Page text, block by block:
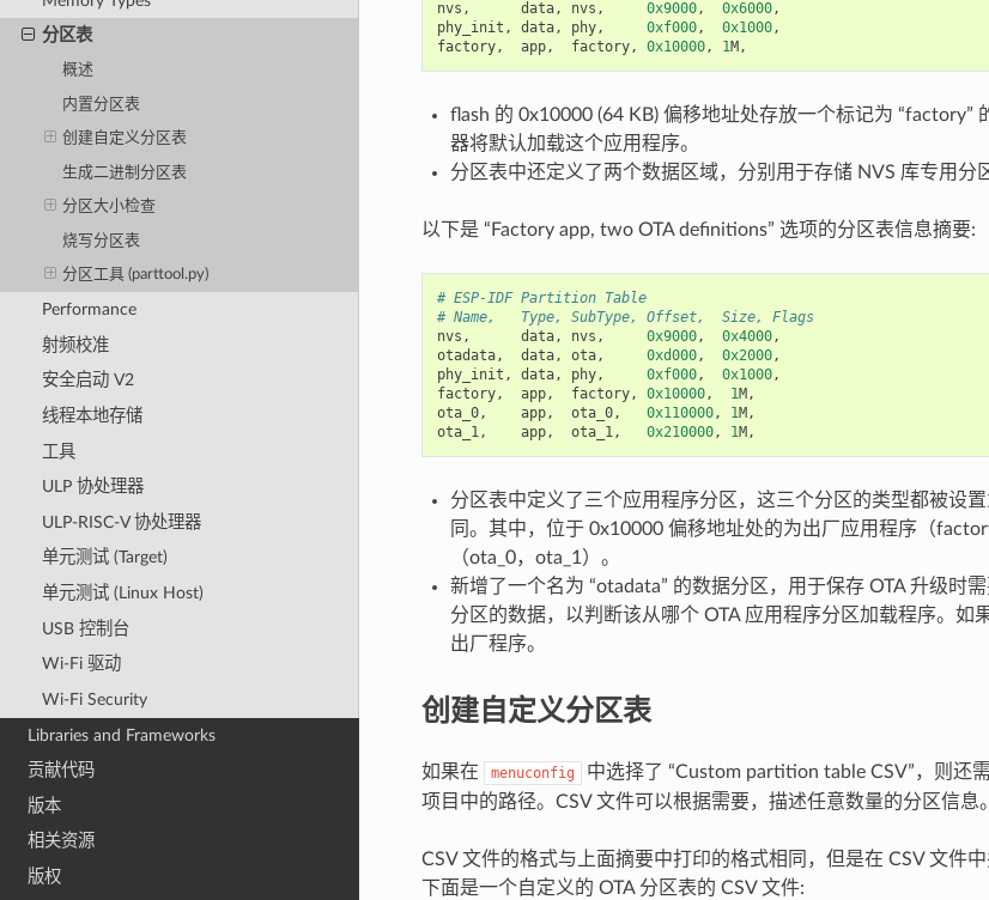
分区表
概述
内置分区表
创建自定义分区表
生成二进制分区表
分区大小检查
烧写分区表
分区工具 (parttool.py)
Performance
射频校准
安全启动 V2
线程本地存储
工具
ULP 协处理器
ULP-RISC-V 协处理器
单元测试 (Target)
单元测试 (Linux Host)
USB 控制台
Wi-Fi 驱动
Wi-Fi Security
Libraries and Frameworks
贡献代码
版本
相关资源
版权
nvs , data, nvs , 0x9000, 0x6000,
phy_init , data, phy, 0xf000, 0x1000,
factory, app, factory, 0x10000, 1M,
flash 的 0x10000 (64 KB) 偏移地址处存放一个标记为 “factory”
器将默认加载这个应用程序。
分区表中还定义了两个数据区域，分别用于存储 NVS 库专用分
以下是 “Factory app, two OTA definitions” 选项的分区表信息摘要:
# ESP-IDF Partition Table
# Name,   Type, SubType, Offset,  Size, Flags
nvs , data, nvs , 0x9000, 0x4000,
otadata, data, ota, 0xd000, 0x2000,
phy_init , data, phy, 0xf000, 0x1000,
factory, app, factory, 0x10000, 1M,
ota_0, app, ota_0, 0x110000, 1M,
ota_1, app, ota_1, 0x210000, 1M,
分区表中定义了三个应用程序分区，这三个分区的类型都被设置
同。其中，位于 0x10000 偏移地址处的为出厂应用程序（
（ota_0，ota_1）。
新增了一个名为 “otadata” 的数据分区，用于保存 OTA 升级时
分区的数据，以判断该从哪个 OTA 应用程序分区加载程序。如
出厂程序。
创建自定义分区表
如果在 menuconfig
中选择了 “Custom partition table CSV”，则还
项目中的路径。CSV 文件可以根据需要，描述任意数量的分区信息。
CSV 文件的格式与上面摘要中打印的格式相同，但是在 CSV 文件
下面是一个自定义的 OTA 分区表的 CSV 文件: